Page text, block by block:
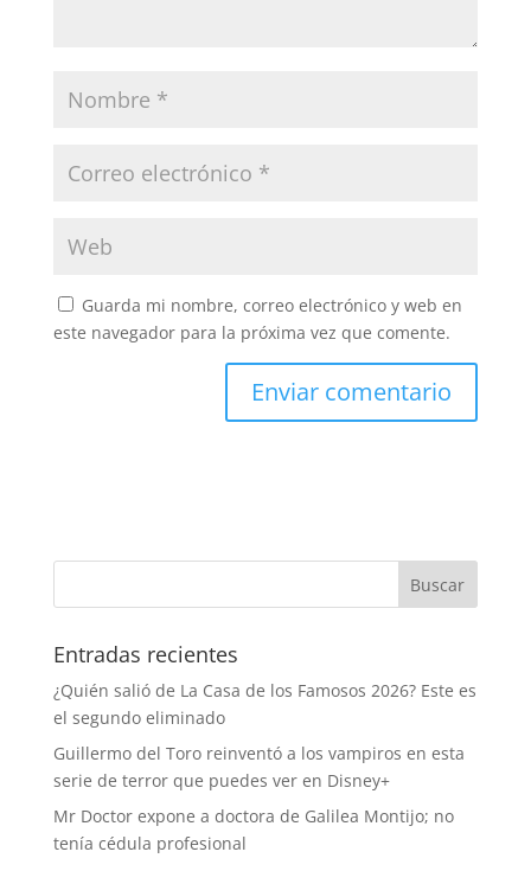
Guarda mi nombre, correo electrónico y web en
este navegador para la próxima vez que comente.
Entradas recientes
¿Quién salió de La Casa de los Famosos 2026? Este es
el segundo eliminado
Guillermo del Toro reinventó a los vampiros en esta
serie de terror que puedes ver en Disney+
Mr Doctor expone a doctora de Galilea Montijo; no
tenía cédula profesional